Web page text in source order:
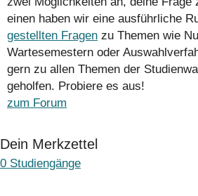
einen haben wir eine ausführliche
gestellten Fragen zu Themen wie
Wartesemestern oder
gern zu allen Themen der
geholfen. Probiere es aus!
zum Forum
Dein Merkzettel
0 Studiengänge